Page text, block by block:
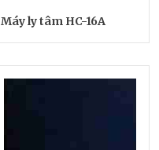
Máy ly tâm HC-16A